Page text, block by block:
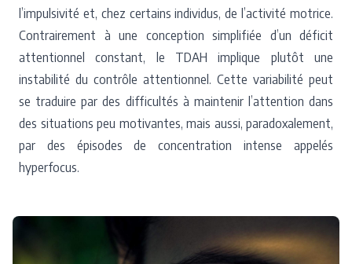
l’impulsivité et, chez certains individus, de l’activité motrice.
Contrairement à une conception simplifiée d’un déficit
attentionnel constant, le TDAH implique plutôt une
instabilité du contrôle attentionnel. Cette variabilité peut
se traduire par des difficultés à maintenir l’attention dans
des situations peu motivantes, mais aussi, paradoxalement,
par des épisodes de concentration intense appelés
hyperfocus.